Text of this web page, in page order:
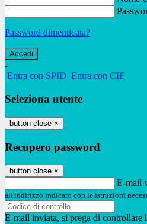
Password dimenticata?
-
Entra con SPID Entra con CIE
Seleziona utente
button close ×
Recupero password
button close ×
E-mail
all'indirizzo indicato con le istruzioni
E-mail inviata, si prega di controllare